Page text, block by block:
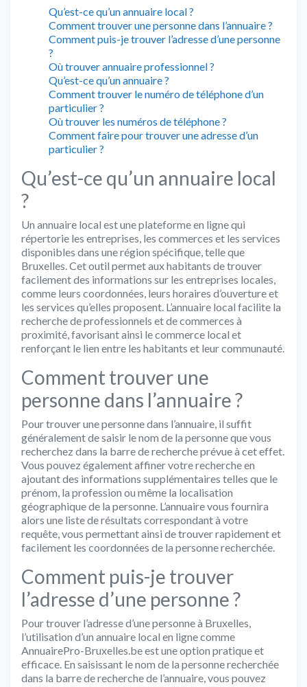
Qu’est-ce qu’un annuaire local ?
Comment trouver une personne dans l’annuaire ?
Comment puis-je trouver l’adresse d’une personne
?
Où trouver annuaire professionnel ?
Qu’est-ce qu’un annuaire ?
Comment trouver le numéro de téléphone d’un
particulier ?
Où trouver les numéros de téléphone ?
Comment faire pour trouver une adresse d’un
particulier ?
Qu’est-ce qu’un annuaire local
?
Un annuaire local est une plateforme en ligne qui
répertorie les entreprises, les commerces et les services
disponibles dans une région spécifique, telle que
Bruxelles. Cet outil permet aux habitants de trouver
facilement des informations sur les entreprises locales,
comme leurs coordonnées, leurs horaires d’ouverture et
les services qu’elles proposent. L’annuaire local facilite la
recherche de professionnels et de commerces à
proximité, favorisant ainsi le commerce local et
renforçant le lien entre les habitants et leur communauté.
Comment trouver une
personne dans l’annuaire ?
Pour trouver une personne dans l’annuaire, il suffit
généralement de saisir le nom de la personne que vous
recherchez dans la barre de recherche prévue à cet effet.
Vous pouvez également affiner votre recherche en
ajoutant des informations supplémentaires telles que le
prénom, la profession ou même la localisation
géographique de la personne. L’annuaire vous fournira
alors une liste de résultats correspondant à votre
requête, vous permettant ainsi de trouver rapidement et
facilement les coordonnées de la personne recherchée.
Comment puis-je trouver
l’adresse d’une personne ?
Pour trouver l’adresse d’une personne à Bruxelles,
l’utilisation d’un annuaire local en ligne comme
AnnuairePro-Bruxelles.be est une option pratique et
efficace. En saisissant le nom de la personne recherchée
dans la barre de recherche de l’annuaire, vous pouvez